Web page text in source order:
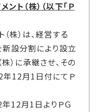
ト（株）（以下「Ｐ
（株）は、経営する
新設分割により設立
）に承継させ、その
12月1日付にてＰ
12月1日よりＰＧ